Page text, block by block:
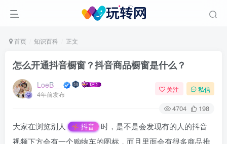
首页 知识百科 正文
怎么开通抖音橱窗？抖音商品橱窗是什么？
LoeB__
4年前发布
关注 私信
4704 198
大家在浏览别人 抖音
时，是不是会发现有的人的抖音
视频下方会有一个购物车的图标，而且里面会有很多商品推